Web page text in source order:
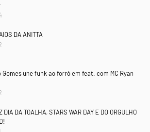
DA ANITTA
Gomes une funk ao forró em feat. com MC Ryan
DIA DA TOALHA, STARS WAR DAY E DO ORGULHO